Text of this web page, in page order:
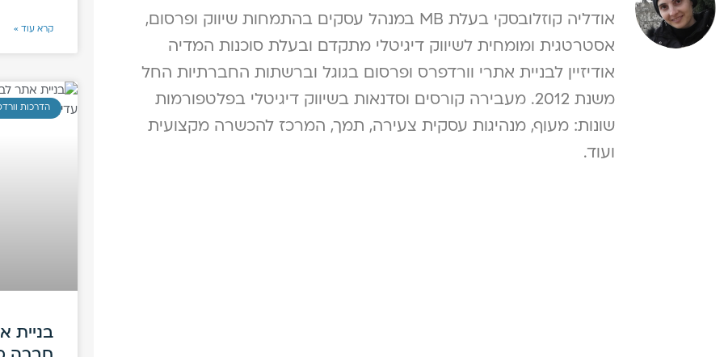
אודליה קוזלובסקי בעלת MB במנהל עסקים בהתמחות שיווק ופרסום,
אסטרטגית ומומחית לשיווק דיגיטלי מתקדם ובעלת סוכנות המדיה
אודיזיין לבניית אתרי וורדפרס ופרסום בגוגל וברשתות החברתיות החל
משנת 2012. מעבירה קורסים וסדנאות בשיווק דיגיטלי בפלטפורמות
שונות: מעוף, מנהיגות עסקית צעירה, תמך, המרכז להכשרה מקצועית
ועוד.
קרא עוד »
הדרכות
בניית